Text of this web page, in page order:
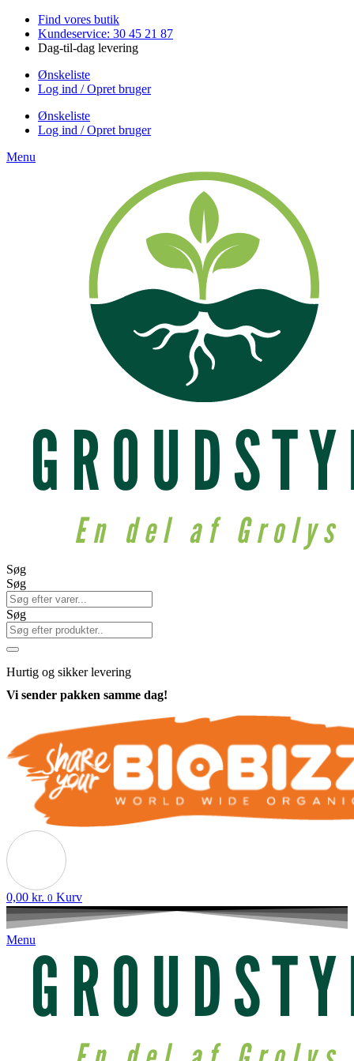
Videre
indhold
Find vores butik
Kundeservice: 30 45 21 87
Dag-til-dag levering
Ønskeliste
Log ind / Opret bruger
Ønskeliste
Log ind / Opret bruger
Menu
Søg
Søg
Søg
Hurtig og sikker levering
Vi sender pakken samme dag!
0,00 kr. 0 Kurv
Menu